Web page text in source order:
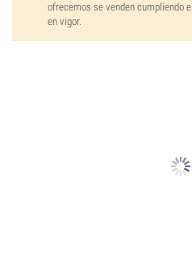
ofrecemos se venden cumpliendo
en vigor.